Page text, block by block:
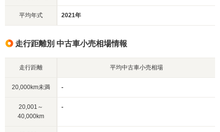
平均年式 2021年
走行距離別 中古車小売相場情報
走行距離 平均中古車小売相場
20,000km未満 -
20,001～
40,000km
-